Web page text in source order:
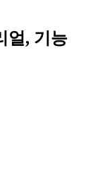
얼, 기능